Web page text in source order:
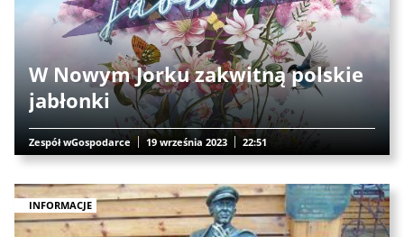
W Nowym Jorku zakwitną polskie
jabłonki
Zespół wGospodarce 19 września 2023 22:51
INFORMACJE